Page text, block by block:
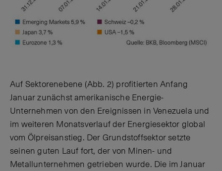
Auf Sektorenebene (Abb. 2) profitierten Anfang
Januar zunächst amerikanische Energie-
Unternehmen von den Ereignissen in Venezuela und
im weiteren Monatsverlauf der Energiesektor global
vom Ölpreisanstieg. Der Grundstoffsektor setzte
seinen guten Lauf fort, der von Minen- und
Metallunternehmen getrieben wurde. Die im Januar